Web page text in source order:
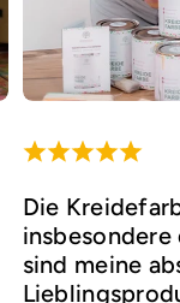
Die
sind meine